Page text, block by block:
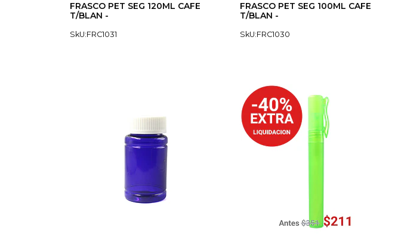
FRASCO PET SEG 120ML CAFE
T/BLAN -
SkU:FRC1031
FRASCO PET SEG 100ML CAFE
T/BLAN -
SkU:FRC1030